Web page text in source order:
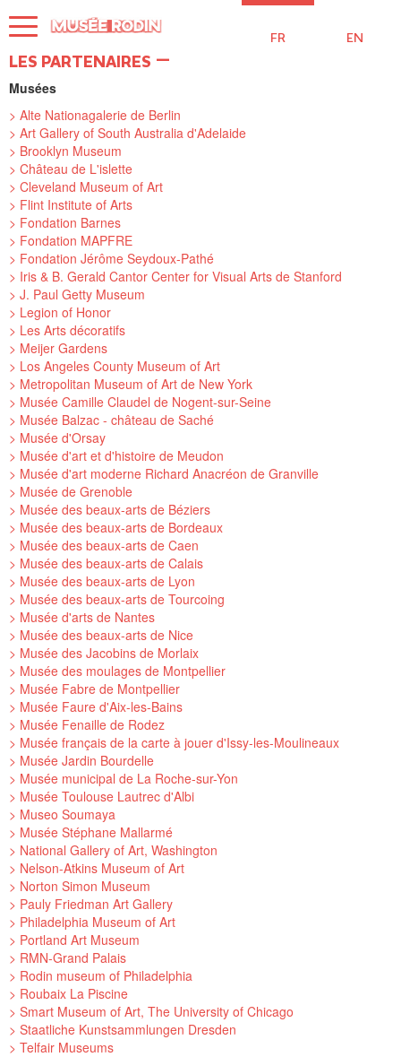
au
principal
FR EN
LES PARTENAIRES
Musées
> Alte Nationagalerie de Berlin
> Art Gallery of South Australia d'Adelaide
> Brooklyn Museum
> Château de L'islette
> Cleveland Museum of Art
> Flint Institute of Arts
> Fondation Barnes
> Fondation MAPFRE
> Fondation Jérôme Seydoux-Pathé
> Iris & B. Gerald Cantor Center for Visual Arts de Stanford
> J. Paul Getty Museum
> Legion of Honor
> Les Arts décoratifs
> Meijer Gardens
> Los Angeles County Museum of Art
> Metropolitan Museum of Art de New York
> Musée Camille Claudel de Nogent-sur-Seine
> Musée Balzac - château de Saché
> Musée d'Orsay
> Musée d'art et d'histoire de Meudon
> Musée d'art moderne Richard Anacréon de Granville
> Musée de Grenoble
> Musée des beaux-arts de Béziers
> Musée des beaux-arts de Bordeaux
> Musée des beaux-arts de Caen
> Musée des beaux-arts de Calais
> Musée des beaux-arts de Lyon
> Musée des beaux-arts de Tourcoing
> Musée d'arts de Nantes
> Musée des beaux-arts de Nice
> Musée des Jacobins de Morlaix
> Musée des moulages de Montpellier
> Musée Fabre de Montpellier
> Musée Faure d'Aix-les-Bains
> Musée Fenaille de Rodez
> Musée français de la carte à jouer d'Issy-les-Moulineaux
> Musée Jardin Bourdelle
> Musée municipal de La Roche-sur-Yon
> Musée Toulouse Lautrec d'Albi
> Museo Soumaya
> Musée Stéphane Mallarmé
> National Gallery of Art, Washington
> Nelson-Atkins Museum of Art
> Norton Simon Museum
> Pauly Friedman Art Gallery
> Philadelphia Museum of Art
> Portland Art Museum
> RMN-Grand Palais
> Rodin museum of Philadelphia
> Roubaix La Piscine
> Smart Museum of Art, The University of Chicago
> Staatliche Kunstsammlungen Dresden
> Telfair Museums